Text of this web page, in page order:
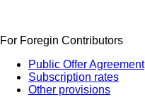
For Foregin Contributors
Public Offer Agreement
Subscription rates
Other provisions